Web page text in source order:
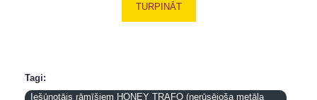
TURPINĀT
Tagi:
Iešūnotājs rāmīšiem HONEY TRAFO (nerūsējoša metāla